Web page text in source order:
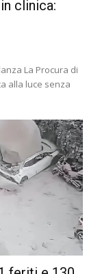
clinica:
La Procura di
alla luce senza